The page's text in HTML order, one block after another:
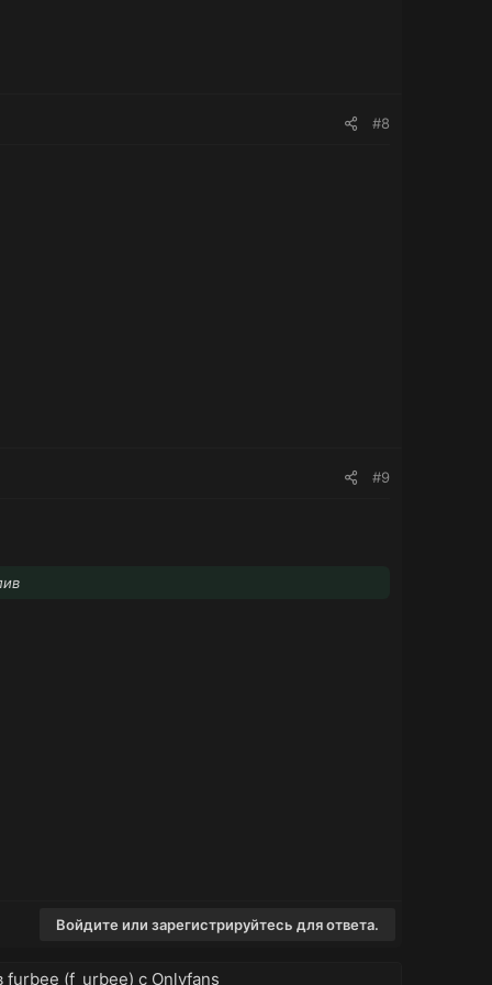
#8
#9
Войдите или зарегистрируйтесь для ответа.
furbee (f_urbee) с Onlyfans